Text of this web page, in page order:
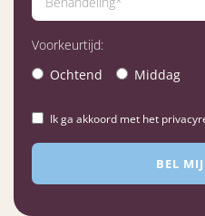
Voorkeurtijd:
Ochtend
Middag
Ik ga akkoord met het